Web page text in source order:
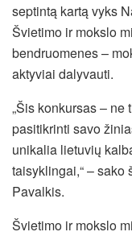
septintą kartą vyks
Švietimo ir mokslo
bendruomenes –
aktyviai dalyvauti.
„Šis konkursas –
pasitikrinti savo
unikalia lietuvių
taisyklingai,“ –
Pavalkis.
Švietimo ir mokslo